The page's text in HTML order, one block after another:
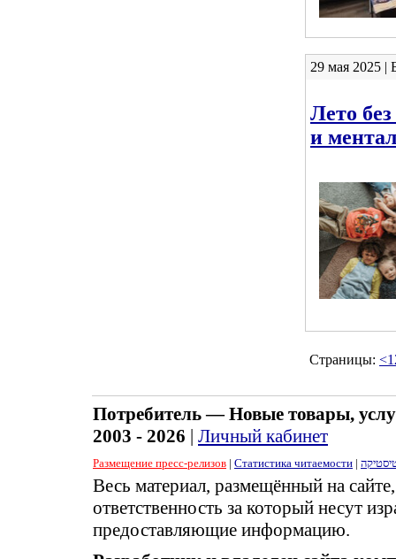
29 мая 2025 |
Лето
и
Страницы: <1
Потребитель — Новые товары,
2003 - 2026 | Личный кабинет
Размещение пресс-релизов | Статистика читаемости |
Весь материал, размещённый на
ответственность за который несут
предоставляющие информацию.